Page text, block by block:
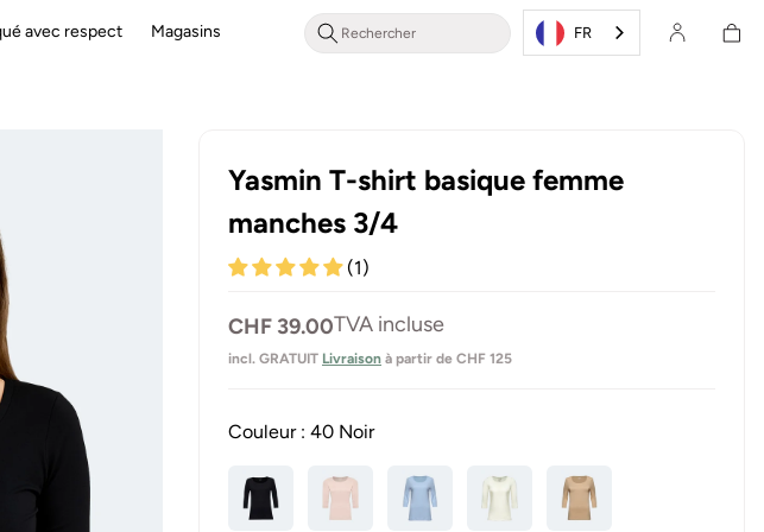
avec respect Magasins FR
Se
connecter
/ s'inscrire
Panier
d'achat
Yasmin T-shirt basique femme
manches 3/4
(1)
Prix
normal
CHF 39.00TVA incluse
incl. GRATUIT Livraison à partir de CHF 125
Couleur : 40 Noir